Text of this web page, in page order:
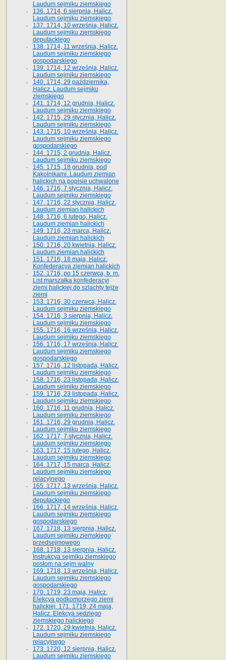
Laudum sejmiku ziemskiego
136. 1714, 6 sierpnia, Halicz.
Laudum sejmiku ziemskiego
137. 1714, 10 września, Halicz.
Laudum sejmiku ziemskiego
deputackiego
138. 1714, 11 września, Halicz.
Laudum sejmiku ziemskiego
gospodarskiego
139. 1714, 12 września, Halicz.
Laudum sejmiku ziemskiego
140. 1714, 29 października,
Halicz. Laudum sejmiku
ziemskiego
141. 1714, 12 grudnia, Halicz.
Laudum sejmiku ziemskiego
142. 1715, 29 stycznia, Halicz.
Laudum sejmiku ziemskiego
143. 1715, 10 września, Halicz.
Laudum sejmiku ziemskiego
gospodarskiego
144. 1715, 2 grudnia, Halicz.
Laudum sejmiku ziemskiego
145. 1715, 18 grudnia, pod
Kąkolnikami. Laudum ziemian
halickich na popisie uchwalone
146. 1716, 7 stycznia, Halicz.
Laudum sejmiku ziemskiego
147. 1716, 22 stycznia, Halicz.
Laudum ziemian halickich
148. 1716, 6 lutego, Halicz.
Laudum ziemian halickich
149. 1716, 23 marca, Halicz.
Laudum ziemian halickich
150. 1716, 20 kwietnia, Halicz.
Laudum ziemian halickich
151. 1716, 18 maja, Halicz.
Konfederacya ziemian halickich
152. 1716, po 15 czerwca, b. m.
List marszałka konfederacyi
ziemi halickiej do szlachty tejże
ziemi
153. 1716, 30 czerwca, Halicz.
Laudum sejmiku ziemskiego
154. 1716, 3 sierpnia, Halicz.
Laudum sejmiku ziemskiego
155. 1716, 16 września, Halicz.
Laudum sejmiku ziemskiego
156. 1716, 17 września, Halicz.
Laudum sejmiku ziemskiego
gospodarskiego
157. 1716, 12 listopada, Halicz.
Laudum sejmiku ziemskiego
158. 1716, 23 listopada, Halicz.
Laudum sejmiku ziemskiego
159. 1716, 23 listopada, Halicz.
Laudum sejmiku ziemskiego
160. 1716, 11 grudnia, Halicz.
Laudum sejmiku ziemskiego
161. 1716, 29 grudnia, Halicz.
Laudum sejmiku ziemskiego
162. 1717, 7 stycznia, Halicz.
Laudum sejmiku ziemskiego
163. 1717, 15 lutego, Halicz.
Laudum sejmiku ziemskiego
164. 1717, 15 marca, Halicz.
Laudum sejmiku ziemskiego
relacyjnego
165. 1717, 13 września, Halicz.
Laudum sejmiku ziemskiego
deputackiego
166. 1717, 14 września, Halicz.
Laudum sejmiku ziemskiego
gospodarskiego
167. 1718, 13 sierpnia, Halicz.
Laudum sejmiku ziemskiego
przedsejmowego
168. 1718, 13 sierpnia, Halicz.
Instrukcya sejmiku ziemskiego
posłom na sejm walny
169. 1718, 13 września, Halicz.
Laudum sejmiku ziemskiego
gospodarskiego
170. 1719, 23 maja, Halicz.
Elekcya podkomorzego ziemi
halickiej. 171. 1719, 24 maja,
Halicz. Elekcya sędziego
ziemskiego halickiego
172. 1720, 29 kwietnia, Halicz.
Laudum sejmiku ziemskiego
relacyjnego
173. 1720, 12 sierpnia, Halicz.
Laudum sejmiku ziemskiego